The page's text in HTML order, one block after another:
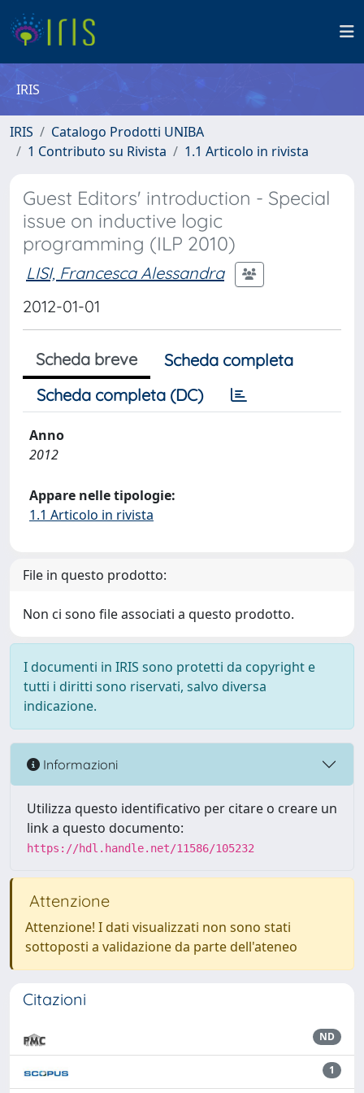
IRIS
IRIS
Catalogo Prodotti UNIBA
1 Contributo su Rivista
1.1 Articolo in rivista
Guest Editors' introduction - Special
issue on inductive logic
programming (ILP 2010)
LISI, Francesca Alessandra
2012-01-01
Scheda breve
Scheda completa
Scheda completa (DC)
Anno
2012
Appare nelle tipologie:
1.1 Articolo in rivista
File in questo prodotto:
Non ci sono file associati a questo prodotto.
I documenti in IRIS sono protetti da copyright e
tutti i diritti sono riservati, salvo diversa
indicazione.
Informazioni
Utilizza questo identificativo per citare o creare un
link a questo documento:
https://hdl.handle.net/11586/105232
Attenzione
Attenzione! I dati visualizzati non sono stati
sottoposti a validazione da parte dell'ateneo
Citazioni
ND
1